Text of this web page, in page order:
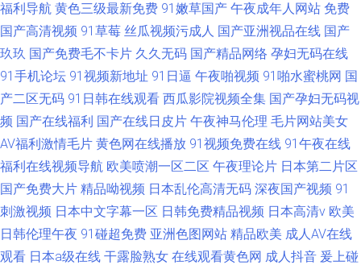
福利导航 黄色三级最新免费 91嫩草国产 午夜成年人网站 免费
国产高清视频 91草莓 丝瓜视频污成人 国产亚洲视品在线 国产
玖玖 国产免费毛不卡片 久久无码 国产精品网络 孕妇无码在线
91手机论坛 91视频新地址 91日逼 午夜啪视频 91啪水蜜桃网 国
产二区无码 91日韩在线观看 西瓜影院视频全集 国产孕妇无码视
频 国产在线福利 国产在线日皮片 午夜神马伦理 毛片网站美女
AV福利激情毛片 黄色网在线播放 91视频免费在线 91午夜在线
福利在线视频导航 欧美喷潮一区二区 午夜理论片 日本第二片区
国产免费大片 精品呦视频 日本乱伦高清无码 深夜国产视频 91
刺激视频 日本中文字幕一区 日韩免费精品视频 日本高清v 欧美
日韩伦理午夜 91碰超免费 亚洲色图网站 精品欧美 成人AV在线
观看 日本a级在线 干露脸熟女 在线观看黄色网 成人抖音 爰上碰